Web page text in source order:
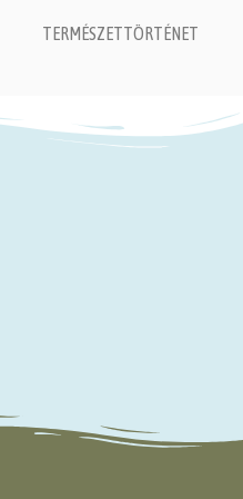
TERMÉSZETTÖRTÉNET